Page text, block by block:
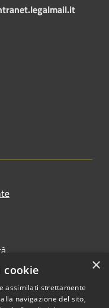
×
cookie
assimilati strettamente
navigazione del sito,